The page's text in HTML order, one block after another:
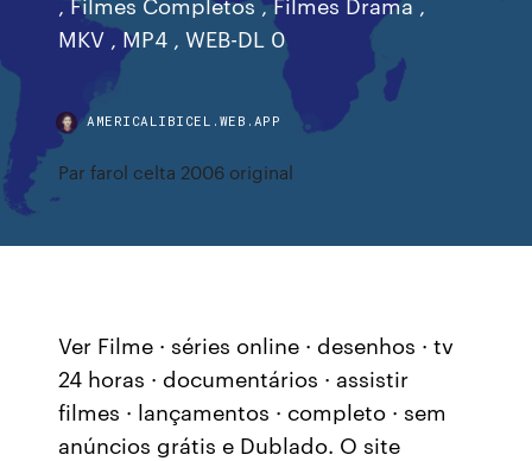
MKV , MP4 , WEB-DL 0
AMERICALIBICEL.WEB.APP
Par farol celta 2006 original
Ver Filme · séries online · desenhos · tv
24 horas · documentários · assistir
filmes · lançamentos · completo · sem
anúncios grátis e Dublado. O site